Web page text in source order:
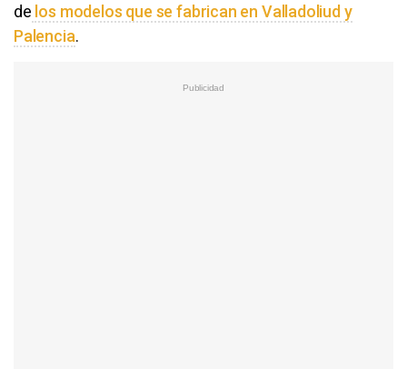
de los modelos que se fabrican en Valladoliud y
Palencia.